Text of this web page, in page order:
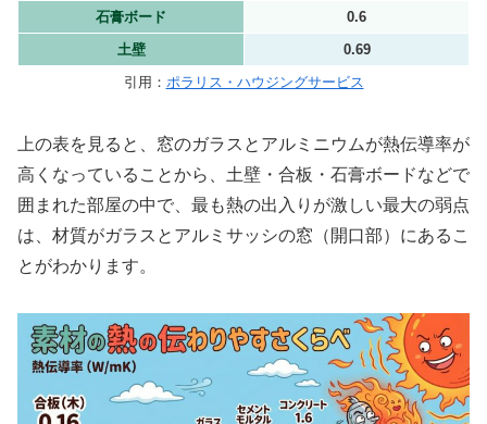
石膏ボード
0.6
土壁
0.69
引用： ポラリス・ハウジングサービス
上の表を見ると、窓のガラスとアルミニウムが熱伝導率が
高くなっていることから、土壁・合板・石膏ボードなどで
囲まれた部屋の中で、最も熱の出入りが激しい最大の弱点
は、材質がガラスとアルミサッシの窓（開口部）にあるこ
とがわかります。